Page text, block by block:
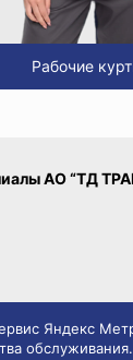
Яндекс
Рабочие
АО “ТД